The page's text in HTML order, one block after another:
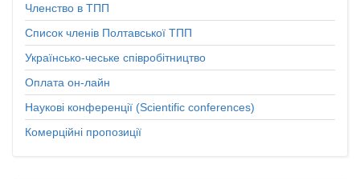
Членство в ТПП
Список членів Полтавської ТПП
Українсько-чеське співробітництво
Оплата он-лайн
Наукові конференції (Scientific conferences)
Комерційні пропозиції